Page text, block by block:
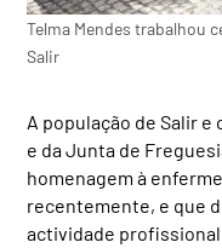
Telma Mendes trabalhou
Salir
A população de Salir e
e da Junta de
homenagem à
recentemente, e que
actividade